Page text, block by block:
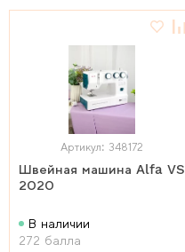
Артикул: 348172
Швейная машина Alfa VS
2020
В наличии
272 балла